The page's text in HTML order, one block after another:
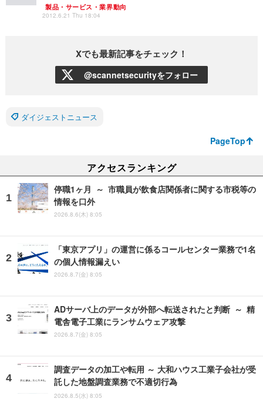
製品・サービス・業界動向
2012.6.21 Thu 18:04
Xでも最新記事をチェック！
@scannetsecurityをフォロー
ダイジェストニュース
PageTop
アクセスランキング
停職1ヶ月 ～ 市職員が飲食店関係者に関する市税等の
情報を口外
2026.8.6(木) 8:05
「東京アプリ」の運営に係るコールセンター業務で1名
の個人情報漏えい
2026.8.7(金) 8:05
ADサーバ上のデータが外部へ転送されたと判断 ～ 精
電舎電子工業にランサムウェア攻撃
2026.8.7(金) 8:05
調査データの加工や転用 ～ 大和ハウス工業子会社が受
託した地盤調査業務で不適切行為
2026.8.5(水) 8:05